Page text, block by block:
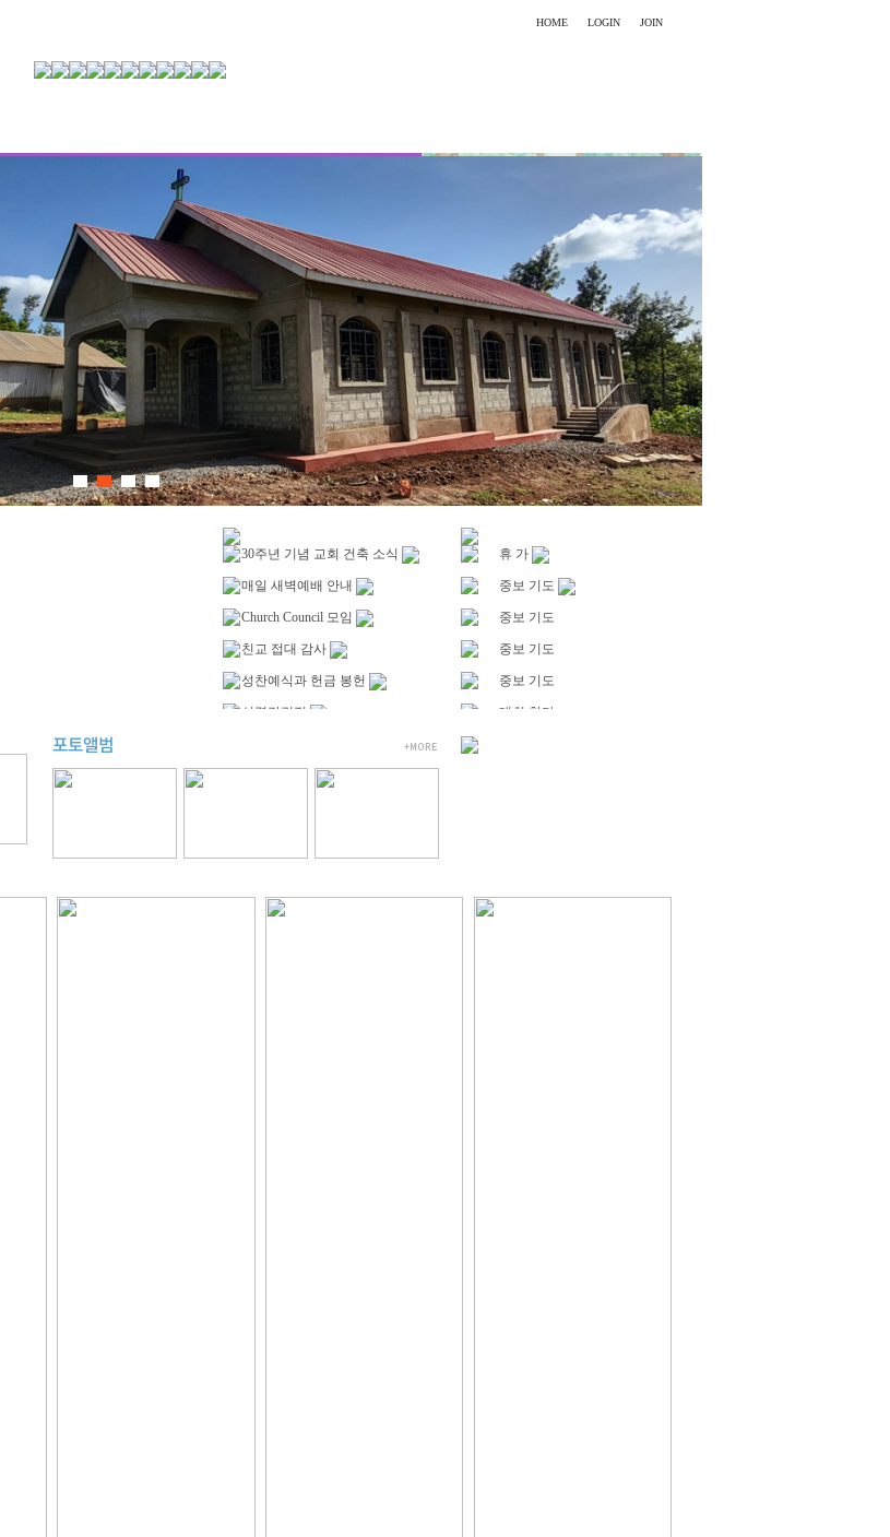
HOME LOGIN JOIN
30주년 기념 교회 건축 소식
매일 새벽예배 안내
Church Council 모임
친교 접대 감사
성찬예식과 헌금 봉헌
성령강림절
휴 가
중보 기도
중보 기도
중보 기도
중보 기도
대회 참가